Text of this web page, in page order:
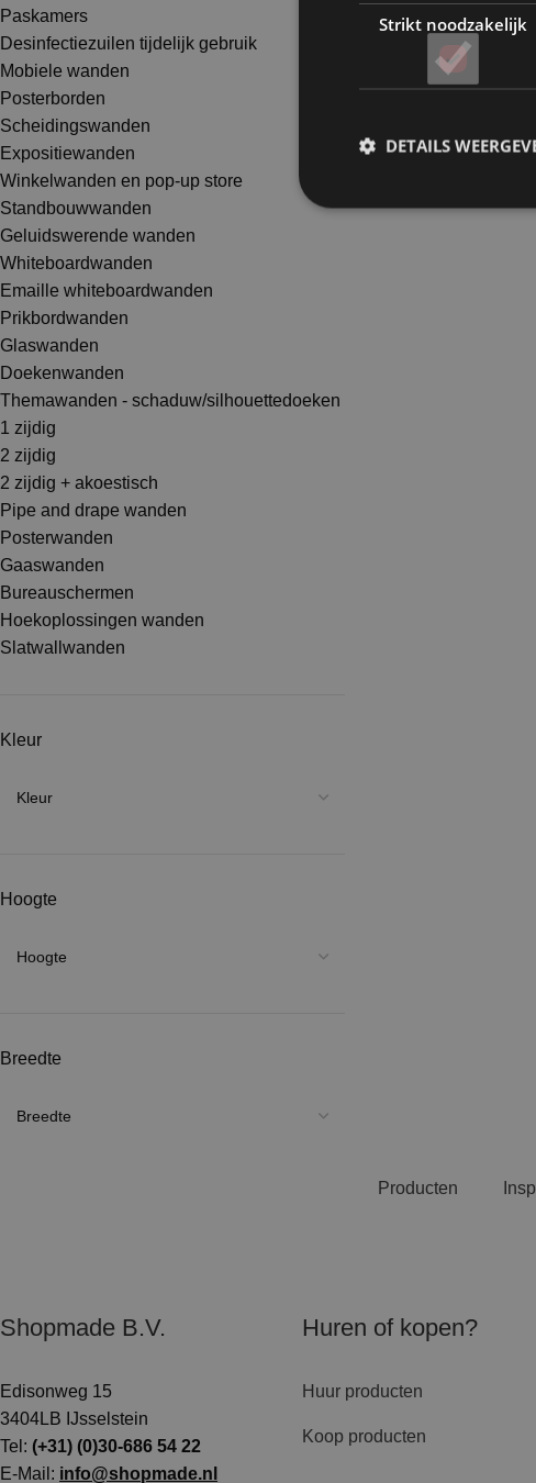
Paskamers
Desinfectiezuilen tijdelijk gebruik
Mobiele wanden
Posterborden
Scheidingswanden
Expositiewanden
Winkelwanden en pop-up store
Standbouwwanden
Geluidswerende wanden
Whiteboardwanden
Emaille whiteboardwanden
Prikbordwanden
Glaswanden
Doekenwanden
Themawanden - schaduw/silhouettedoeken
1 zijdig
2 zijdig
2 zijdig + akoestisch
Pipe and drape wanden
Posterwanden
Gaaswanden
Bureauschermen
Hoekoplossingen wanden
Slatwallwanden
Kleur
Hoogte
Breedte
Producten
Shopmade B.V.
Edisonweg 15
3404LB IJsselstein
Tel: (+31) (0)30-686 54 22
E-Mail: info@shopmade.nl
Huren of kopen?
Huur producten
Koop producten
Strikt noodzakelijk
DETAILS